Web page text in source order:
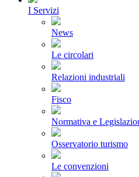
I Servizi
News
Le circolari
Relazioni industriali
Fisco
Normativa e
Osservatorio turismo
Le convenzioni